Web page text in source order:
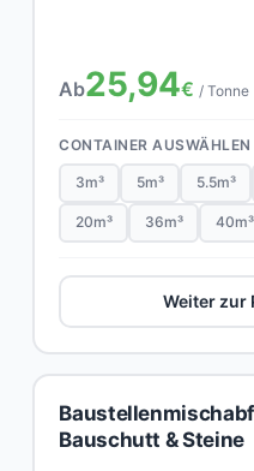
Ab25,94€ / Tonne
CONTAINER AUSWÄHLEN
3m³ 5m³ 5.5m³
20m³ 36m³ 40m³
Weiter zur
Bauschutt & Steine